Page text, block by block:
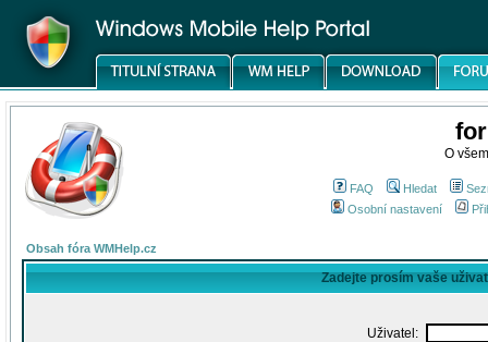
O
FAQ Hledat
Osobní nastavení
Obsah fóra WMHelp.cz
Zadejte prosím vaše
Uživatel: